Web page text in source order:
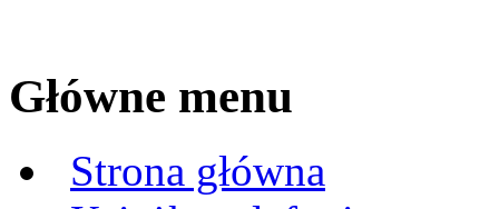
Główne menu
Strona główna